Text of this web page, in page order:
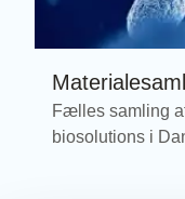
Fælles samling
biosolutions i